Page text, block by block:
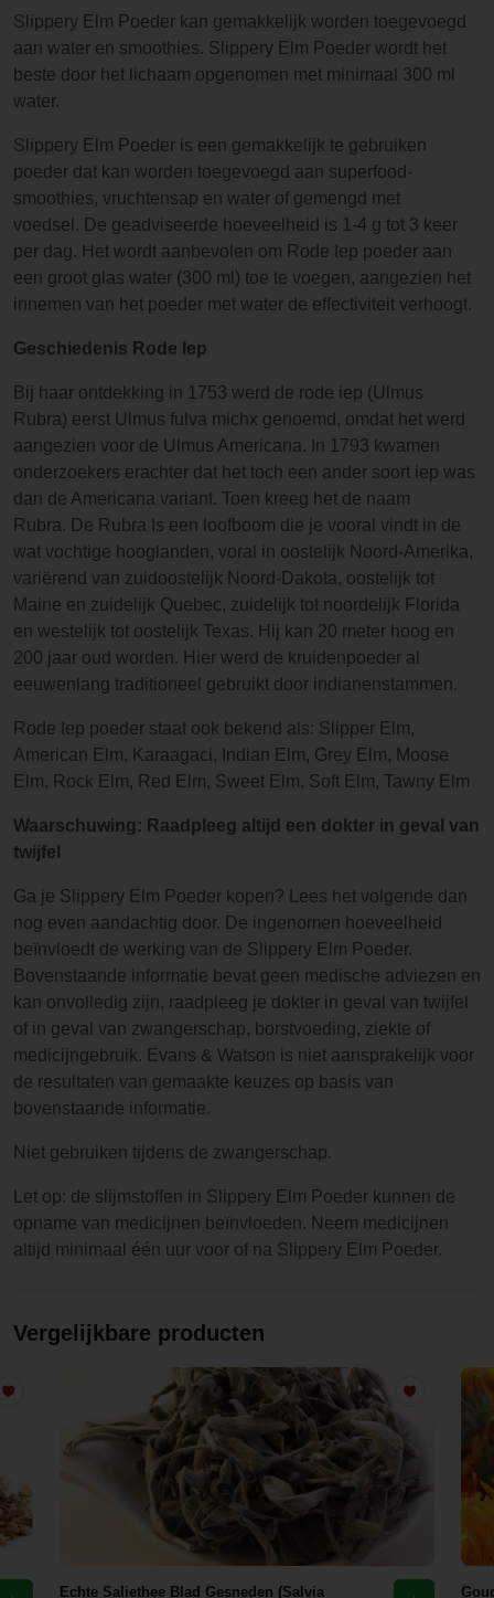
Slippery Elm Poeder kan gemakkelijk worden toegevoegd
aan water en smoothies. Slippery Elm Poeder wordt het
beste door het lichaam opgenomen met minimaal 300 ml
water.
Slippery Elm Poeder is een gemakkelijk te gebruiken
poeder dat kan worden toegevoegd aan superfood-
smoothies, vruchtensap en water of gemengd met
voedsel. De geadviseerde hoeveelheid is 1-4 g tot 3 keer
per dag. Het wordt aanbevolen om Rode Iep poeder aan
een groot glas water (300 ml) toe te voegen, aangezien het
innemen van het poeder met water de effectiviteit verhoogt.
Geschiedenis Rode Iep
Bij haar ontdekking in 1753 werd de rode iep (Ulmus
Rubra) eerst Ulmus fulva michx genoemd, omdat het werd
aangezien voor de Ulmus Americana. In 1793 kwamen
onderzoekers erachter dat het toch een ander soort iep was
dan de Americana variant. Toen kreeg het de naam
Rubra. De Rubra Is een loofboom die je vooral vindt in de
wat vochtige hooglanden, voral in oostelijk Noord-Amerika,
variërend van zuidoostelijk Noord-Dakota, oostelijk tot
Maine en zuidelijk Quebec, zuidelijk tot noordelijk Florida
en westelijk tot oostelijk Texas. Hij kan 20 meter hoog en
200 jaar oud worden. Hier werd de kruidenpoeder al
eeuwenlang traditioneel gebruikt door indianenstammen.
Rode Iep poeder staat ook bekend als: Slipper Elm,
American Elm, Karaagaci, Indian Elm, Grey Elm, Moose
Elm, Rock Elm, Red Elm, Sweet Elm, Soft Elm, Tawny Elm
Waarschuwing: Raadpleeg altijd een dokter in geval van
twijfel
Ga je Slippery Elm Poeder kopen? Lees het volgende dan
nog even aandachtig door. De ingenomen hoeveelheid
beïnvloedt de werking van de Slippery Elm Poeder.
Bovenstaande informatie bevat geen medische adviezen en
kan onvolledig zijn, raadpleeg je dokter in geval van twijfel
of in geval van zwangerschap, borstvoeding, ziekte of
medicijngebruik. Evans & Watson is niet aansprakelijk voor
de resultaten van gemaakte keuzes op basis van
bovenstaande informatie.
Niet gebruiken tijdens de zwangerschap.
Let op: de slijmstoffen in Slippery Elm Poeder kunnen de
opname van medicijnen beïnvloeden. Neem medicijnen
altijd minimaal één uur voor of na Slippery Elm Poeder.
Vergelijkbare producten
Echte Saliethee Blad Gesneden (Salvia